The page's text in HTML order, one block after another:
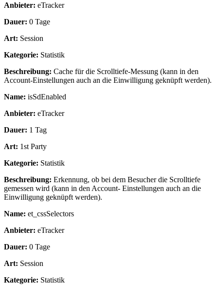
Anbieter: eTracker
Dauer: 0 Tage
Art: Session
Kategorie: Statistik
Beschreibung: Cache für die Scrolltiefe-Messung (kann in den
Account-Einstellungen auch an die Einwilligung geknüpft werden).
Name: isSdEnabled
Anbieter: eTracker
Dauer: 1 Tag
Art: 1st Party
Kategorie: Statistik
Beschreibung: Erkennung, ob bei dem Besucher die Scrolltiefe
gemessen wird (kann in den Account- Einstellungen auch an die
Einwilligung geknüpft werden).
Name: et_cssSelectors
Anbieter: eTracker
Dauer: 0 Tage
Art: Session
Kategorie: Statistik